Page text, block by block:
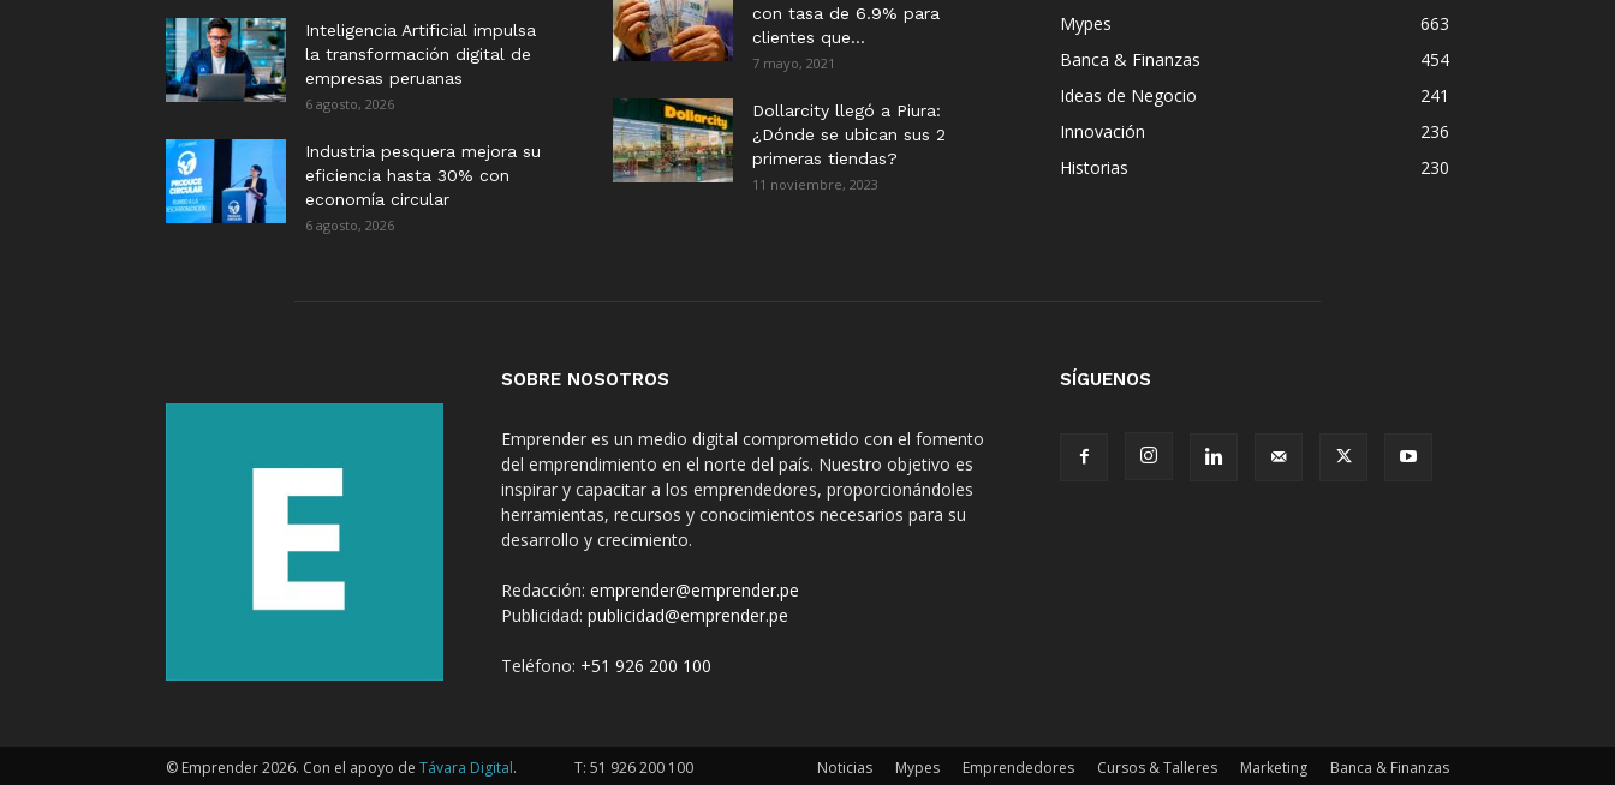
Inteligencia Artificial impulsa
la transformación digital de
empresas peruanas
6 agosto, 2026
Industria pesquera mejora su
eficiencia hasta 30% con
economía circular
6 agosto, 2026
con tasa de 6.9% para
clientes que...
7 mayo, 2021
Dollarcity llegó a Piura:
¿Dónde se ubican sus 2
primeras tiendas?
11 noviembre, 2023
Mypes
663
Banca & Finanzas
454
Ideas de Negocio
241
Innovación
236
Historias
230
SOBRE NOSOTROS
Emprender es un medio digital comprometido con el fomento
del emprendimiento en el norte del país. Nuestro objetivo es
inspirar y capacitar a los emprendedores, proporcionándoles
herramientas, recursos y conocimientos necesarios para su
desarrollo y crecimiento.
Redacción: emprender@emprender.pe
Publicidad: publicidad@emprender.pe
Teléfono: +51 926 200 100
SÍGUENOS
Noticias Mypes Emprendedores Cursos & Talleres Marketing Banca & Finanzas
© Emprender 2026. Con el apoyo de Távara Digital. T: 51 926 200 100